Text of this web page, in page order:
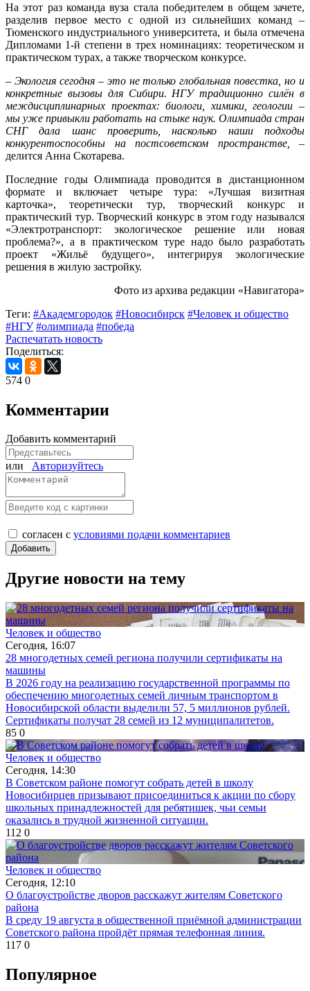
На этот раз команда вуза стала победителем в общем зачете,
разделив первое место с одной из сильнейших команд –
Тюменского индустриального университета, и была отмечена
Дипломами 1-й степени в трех номинациях: теоретическом и
практическом турах, а также творческом конкурсе.
– Экология сегодня – это не только глобальная повестка, но и
конкретные вызовы для Сибири. НГУ традиционно силён в
междисциплинарных проектах: биологи, химики, геологии –
мы уже привыкли работать на стыке наук. Олимпиада стран
СНГ дала шанс проверить, насколько наши подходы
конкурентоспособны на постсоветском пространстве,
–
делится Анна Скотарева.
Последние годы Олимпиада проводится в дистанционном
формате и включает четыре тура: «Лучшая визитная
карточка», теоретически тур, творческий конкурс и
практический тур. Творческий конкурс в этом году назывался
«Электротранспорт: экологическое решение или новая
проблема?», а в практическом туре надо было разработать
проект «Жильё будущего», интегрируя экологические
решения в жилую застройку.
Фото из архива редакции «Навигатора»
Теги: #Академгородок #Новосибирск #Человек и общество
#НГУ #олимпиада #победа
Распечатать новость
Поделиться:
574 0
Комментарии
Добавить комментарий
или Авторизуйтесь
согласен с условиями подачи комментариев
Другие новости на тему
Человек и общество
Сегодня, 16:07
28 многодетных семей региона получили сертификаты на
машины
В 2026 году на реализацию государственной программы по
обеспечению многодетных семей личным транспортом в
Новосибирской области выделили 57, 5 миллионов рублей.
Сертификаты получат 28 семей из 12 муниципалитетов.
85 0
Человек и общество
Сегодня, 14:30
В Советском районе помогут собрать детей в школу
Новосибирцев призывают присоединиться к акции по сбору
школьных принадлежностей для ребятишек, чьи семьи
оказались в трудной жизненной ситуации.
112 0
Человек и общество
Сегодня, 12:10
О благоустройстве дворов расскажут жителям Советского
района
В среду 19 августа в общественной приёмной администрации
Советского района пройдёт прямая телефонная линия.
117 0
Популярное